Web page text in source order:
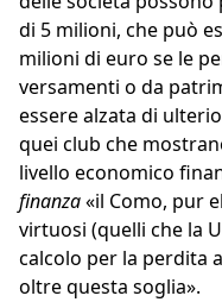
di 5 milioni, che può
milioni di euro se le
versamenti o da
essere alzata di
quei club che
livello economico
finanza«il Como, pur
virtuosi (quelli che la
calcolo per la perdita
oltre questa soglia».